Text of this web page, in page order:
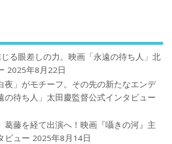
る眼差しの力。映画「永遠の待ち人」北
2025年8月22日
夜」がモチーフ。その先の新たなエンデ
の待ち人」太田慶監督公式インタビュー
葛藤を経て出演へ！映画『囁きの河』主
ビュー 2025年8月14日